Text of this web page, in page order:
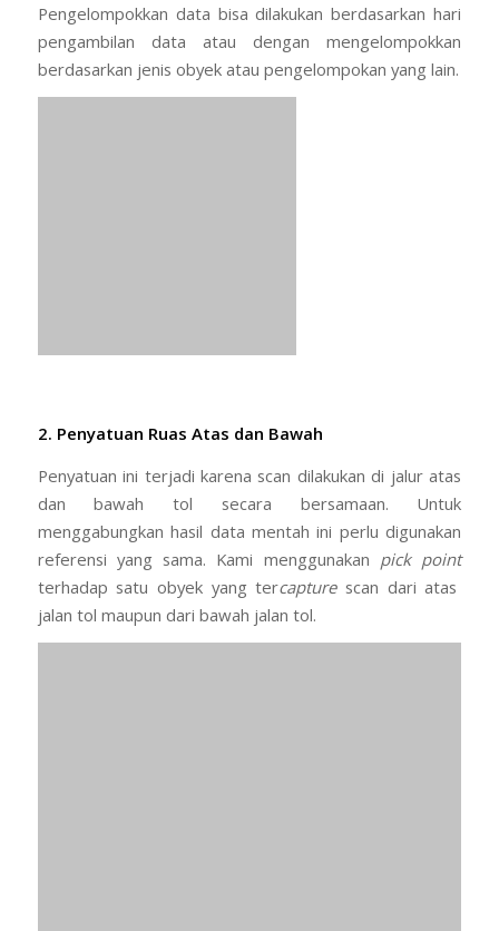
Pengelompokkan data bisa dilakukan berdasarkan hari
pengambilan data atau dengan mengelompokkan
berdasarkan jenis obyek atau pengelompokan yang lain.
2. Penyatuan Ruas Atas dan Bawah
Penyatuan ini terjadi karena scan dilakukan di jalur atas
dan bawah tol secara bersamaan. Untuk
menggabungkan hasil data mentah ini perlu digunakan
referensi yang sama. Kami menggunakan
terhadap satu obyek yang tercapturescan dari atas